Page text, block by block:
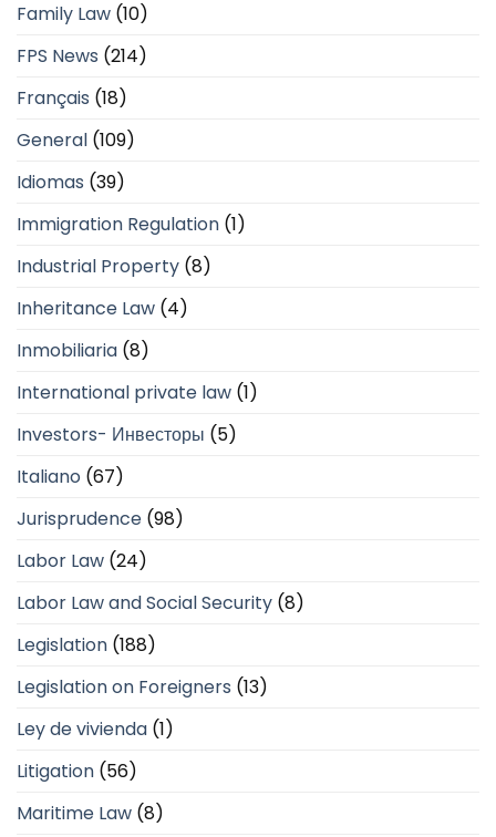
Family Law (10)
FPS News (214)
Français (18)
General (109)
Idiomas (39)
Immigration Regulation (1)
Industrial Property (8)
Inheritance Law (4)
Inmobiliaria (8)
International private law (1)
Investors- Инвесторы (5)
Italiano (67)
Jurisprudence (98)
Labor Law (24)
Labor Law and Social Security (8)
Legislation (188)
Legislation on Foreigners (13)
Ley de vivienda (1)
Litigation (56)
Maritime Law (8)